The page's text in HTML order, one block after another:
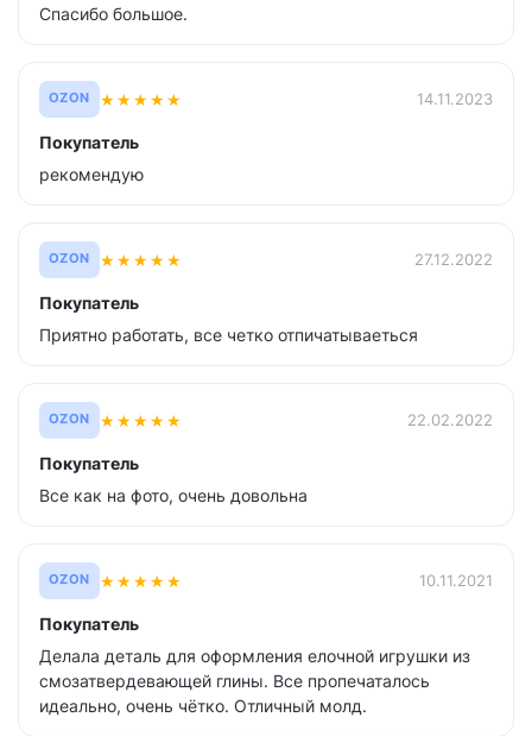
Спасибо большое.
OZON ★★★★★ 14.11.2023
Покупатель
рекомендую
OZON ★★★★★ 27.12.2022
Покупатель
Приятно работать, все четко отпичатываеться
OZON ★★★★★ 22.02.2022
Покупатель
Все как на фото, очень довольна
OZON ★★★★★ 10.11.2021
Покупатель
Делала деталь для оформления елочной игрушки из
смозатвердевающей глины. Все пропечаталось
идеально, очень чётко. Отличный молд.